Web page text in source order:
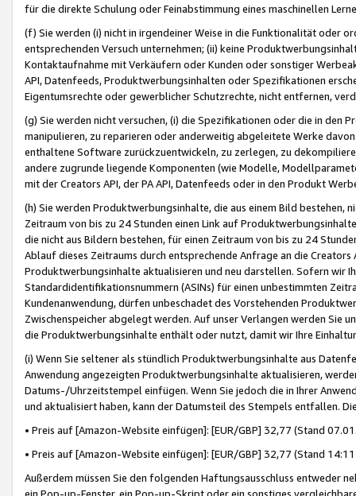
für die direkte Schulung oder Feinabstimmung eines maschinellen
(f) Sie werden (i) nicht in irgendeiner Weise in die Funktionalität oder
entsprechenden Versuch unternehmen; (ii) keine
Kontaktaufnahme mit Verkäufern oder Kunden oder sonstiger
API, Datenfeeds, Produktwerbungsinhalten oder Spezifikationen
Eigentumsrechte oder gewerblicher Schutzrechte, nicht entfernen,
(g) Sie werden nicht versuchen, (i) die Spezifikationen oder die in
manipulieren, zu reparieren oder anderweitig abgeleitete Werke
enthaltene Software zurückzuentwickeln, zu zerlegen, zu
andere zugrunde liegende Komponenten (wie Modelle,
mit der Creators API, der PA API, Datenfeeds oder in den Produkt
(h) Sie werden Produktwerbungsinhalte, die aus einem Bild bestehen,
Zeitraum von bis zu 24 Stunden einen Link auf
die nicht aus Bildern bestehen, für einen Zeitraum von bis zu 24
Ablauf dieses Zeitraums durch entsprechende Anfrage an die
Produktwerbungsinhalte aktualisieren und neu darstellen. Sofern wir
Standardidentifikationsnummern (ASINs) für einen unbestimmten
Kundenanwendung, dürfen unbeschadet des Vorstehenden
Zwischenspeicher abgelegt werden. Auf unser Verlangen werden Sie
die Produktwerbungsinhalte enthält oder nutzt, damit wir Ihre
(i) Wenn Sie seltener als stündlich Produktwerbungsinhalte aus
Anwendung angezeigten Produktwerbungsinhalte aktualisieren,
Datums-/Uhrzeitstempel einfügen. Wenn Sie jedoch die in Ihrer
und aktualisiert haben, kann der Datumsteil des Stempels entfallen.
• Preis auf [Amazon-Website einfügen]: [EUR/GBP] 32,77 (Stand
• Preis auf [Amazon-Website einfügen]: [EUR/GBP] 32,77 (Stand
Außerdem müssen Sie den folgenden Haftungsausschluss entweder
ein Pop-up-Fenster, ein Pop-up-Skript oder ein sonstiges